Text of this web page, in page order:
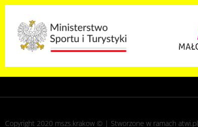
Copyright 2020 mszs.krakow © | Stworzone w ramach atwi.pl